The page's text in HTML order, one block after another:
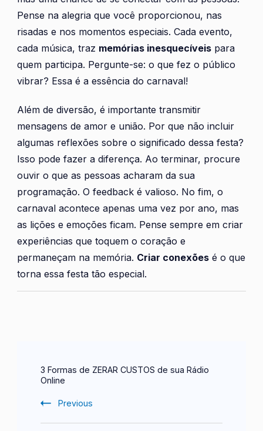
Pense na alegria que você proporcionou, nas
risadas e nos momentos especiais. Cada evento,
cada música, traz memórias inesquecíveis para
quem participa. Pergunte-se: o que fez o público
vibrar? Essa é a essência do carnaval!
Além de diversão, é importante transmitir
mensagens de amor e união. Por que não incluir
algumas reflexões sobre o significado dessa festa?
Isso pode fazer a diferença. Ao terminar, procure
ouvir o que as pessoas acharam da sua
programação. O feedback é valioso. No fim, o
carnaval acontece apenas uma vez por ano, mas
as lições e emoções ficam. Pense sempre em criar
experiências que toquem o coração e
permaneçam na memória. Criar conexões é o que
torna essa festa tão especial.
Navigation
3 Formas de ZERAR CUSTOS de sua Rádio
Online
Previous